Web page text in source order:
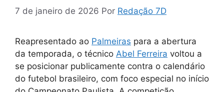
7 de janeiro de 2026 Por Redação 7D
Reapresentado ao Palmeiras para a abertura
da temporada, o técnico Abel Ferreira voltou a
se posicionar publicamente contra o calendário
do futebol brasileiro, com foco especial no início